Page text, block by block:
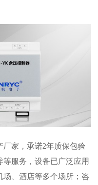
家，承诺2年质保包验
服务，设备已广泛应用
、酒店等多个场所；咨